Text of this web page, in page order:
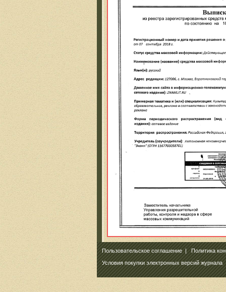
Пользовательское соглашение|Политика
Условия покупки электронных версий журнала